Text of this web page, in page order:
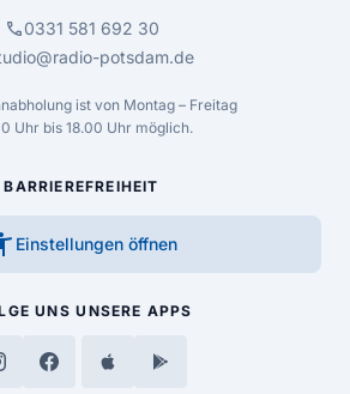
call0331 581 692 30
potsdam.de
ist von Montag – Freitag
Uhr bis 18.00 Uhr möglich.
BARRIEREFREIHEIT
Einstellungen öffnen
UNS UNSERE APPS